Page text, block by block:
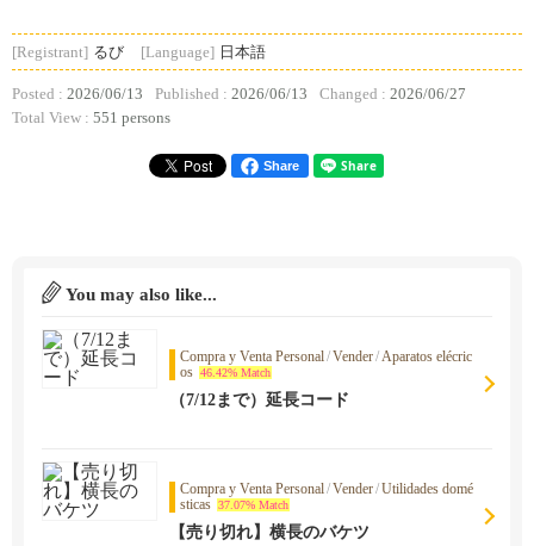
[Registrant] るび [Language] 日本語
Posted : 2026/06/13 Published : 2026/06/13 Changed : 2026/06/27
Total View : 551 persons
Share
You may also like...
Compra y Venta Personal/Vender/Aparatos elécric
os 46.42% Match
（7/12まで）延長コード
Compra y Venta Personal/Vender/Utilidades domé
sticas 37.07% Match
【売り切れ】横長のバケツ